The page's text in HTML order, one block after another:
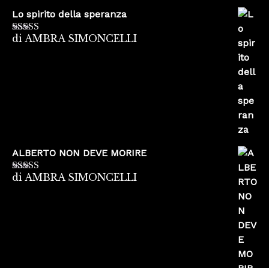
Lo spirito della speranza
Valutato5su
di AMBRA SIMONCELLI
ALBERTO NON DEVE MORIRE
Valutato5su
di AMBRA SIMONCELLI